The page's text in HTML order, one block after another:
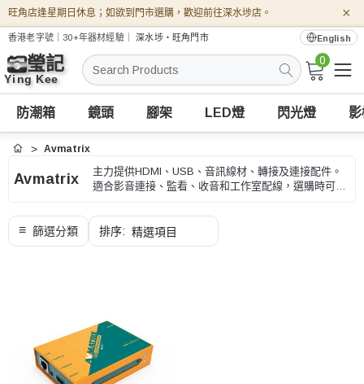
旺角店逢星期日休息；如欲到門市選購，歡迎前往深水埗店。 ×
香港老字號｜30+年器材經驗｜深水埗・旺角門市 English
搜
索
0
防潮箱 鏡頭 腳架 LED燈 閃光燈
首頁 Avmatrix
Avmatrix
主力提供HDMI、USB、音訊線材、轉接及連接配件。
適合影音連接、監看、收音和工作室配線，選購時可按